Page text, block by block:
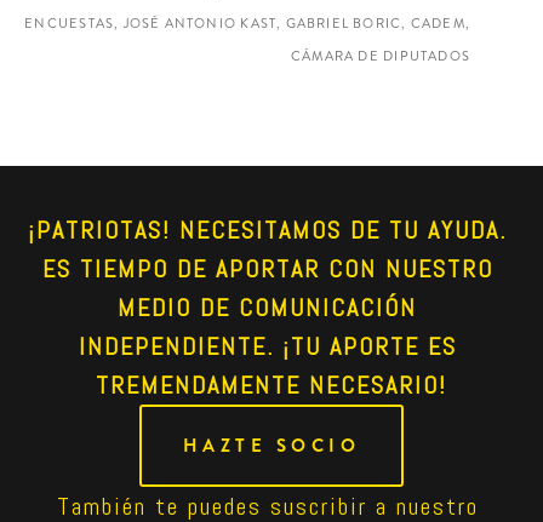
ENCUESTAS, JOSÉ ANTONIO KAST, GABRIEL BORIC, CADEM,
CÁMARA DE DIPUTADOS
¡PATRIOTAS! NECESITAMOS DE TU AYUDA.
ES TIEMPO DE APORTAR CON NUESTRO
MEDIO DE COMUNICACIÓN
INDEPENDIENTE. ¡TU APORTE ES
TREMENDAMENTE NECESARIO!
HAZTE SOCIO